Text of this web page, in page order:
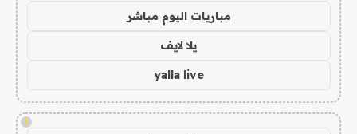
مباريات اليوم مباشر
يلا لايف
yalla live
!